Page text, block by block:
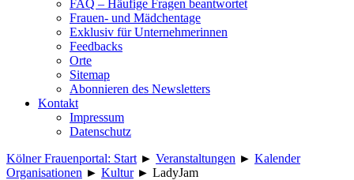
FAQ – Häufige Fragen beantwortet
Frauen- und Mädchentage
Exklusiv für Unternehmerinnen
Feedbacks
Orte
Sitemap
Abonnieren des Newsletters
Kontakt
Impressum
Datenschutz
Kölner Frauenportal: Start ► Veranstaltungen ► Kalender
Organisationen ► Kultur► LadyJam